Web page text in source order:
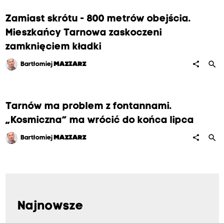
Zamiast skrótu - 800 metrów obejścia.
Mieszkańcy Tarnowa zaskoczeni
zamknięciem kładki
Bartłomiej MAZIARZ share search
Tarnów ma problem z fontannami.
„Kosmiczna” ma wrócić do końca lipca
Bartłomiej MAZIARZ share search
Najnowsze